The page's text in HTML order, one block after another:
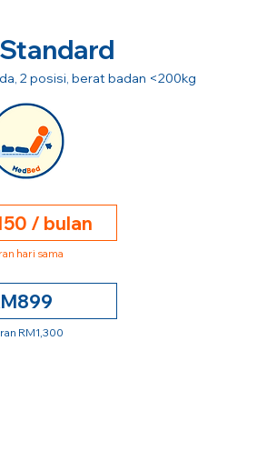
Standard
2 posisi, berat badan <200kg
/ bulan
hari sama
RM1,300